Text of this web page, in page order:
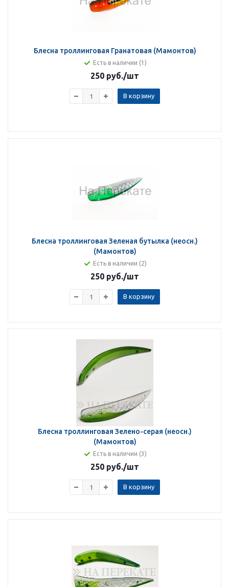
Блесна троллинговая Гранатовая (Мамонтов)
Есть в наличии (1)
250 руб./шт
В корзину
Блесна троллинговая Зеленая бутылка (неосн.)
(Мамонтов)
Есть в наличии (2)
250 руб./шт
В корзину
Блесна троллинговая Зелено-серая (неосн.)
(Мамонтов)
Есть в наличии (3)
250 руб./шт
В корзину